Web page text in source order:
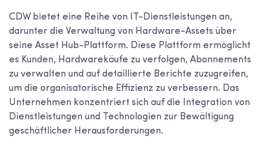
CDW bietet eine Reihe von IT-Dienstleistungen an,
darunter die Verwaltung von Hardware-Assets über
seine Asset Hub-Plattform. Diese Plattform ermöglicht
es Kunden, Hardwarekäufe zu verfolgen, Abonnements
zu verwalten und auf detaillierte Berichte zuzugreifen,
um die organisatorische Effizienz zu verbessern. Das
Unternehmen konzentriert sich auf die Integration von
Dienstleistungen und Technologien zur Bewältigung
geschäftlicher Herausforderungen.